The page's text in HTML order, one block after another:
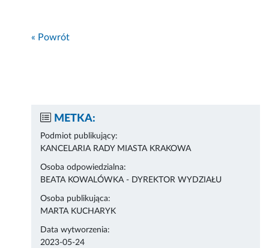
« Powrót
METKA:
Podmiot publikujący:
KANCELARIA RADY MIASTA KRAKOWA
Osoba odpowiedzialna:
BEATA KOWALÓWKA - DYREKTOR WYDZIAŁU
Osoba publikująca:
MARTA KUCHARYK
Data wytworzenia:
2023-05-24